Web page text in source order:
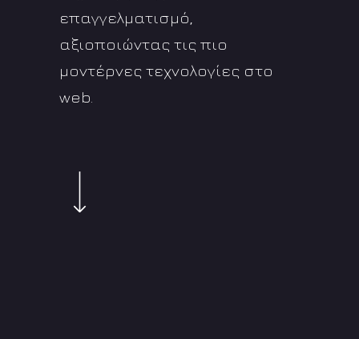
επαγγελματισμό,
αξιοποιώντας τις πιο
μοντέρνες τεχνολογίες στο
web.